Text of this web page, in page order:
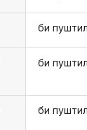
би
би
би